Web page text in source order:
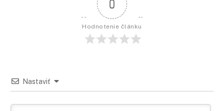
0
Hodnotenie článku
Nastaviť